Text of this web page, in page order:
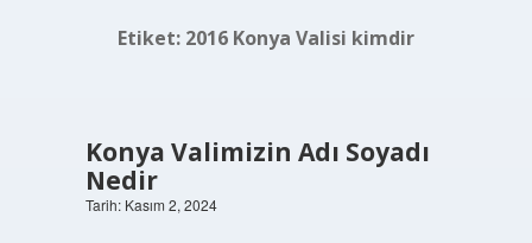
Etiket: 2016 Konya Valisi kimdir
Konya Valimizin Adı Soyadı
Nedir
Tarih: Kasım 2, 2024